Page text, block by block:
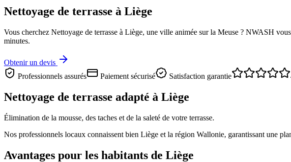
Nettoyage de terrasse à Liège
Vous cherchez Nettoyage de terrasse à Liège, une ville animée sur la Meuse ? NWASH
minutes.
Obtenir un devis
Professionnels assurés
Paiement sécurisé Satisfaction garantie
Nettoyage de terrasse adapté à Liège
Élimination de la mousse, des taches et de la saleté de votre terrasse.
Nos professionnels locaux connaissent bien Liège et la région Wallonie, garantissant une
Avantages pour les habitants de Liège